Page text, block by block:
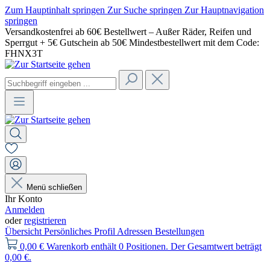
Zum Hauptinhalt springen Zur Suche springen Zur Hauptnavigation
springen
Versandkostenfrei ab 60€ Bestellwert – Außer Räder, Reifen und
Sperrgut + 5€ Gutschein ab 50€ Mindestbestellwert mit dem Code:
FHNX3T
Menü schließen
Ihr Konto
Anmelden
oderregistrieren
Übersicht Persönliches Profil Adressen Bestellungen
0,00 € Warenkorb enthält 0 Positionen. Der Gesamtwert beträgt
0,00 €.